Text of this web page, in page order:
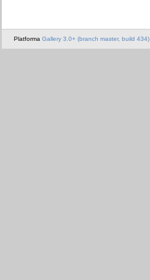
Platforma Gallery 3.0+ (branch master, build 434)